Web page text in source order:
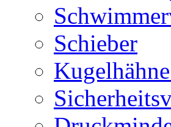
Schieber